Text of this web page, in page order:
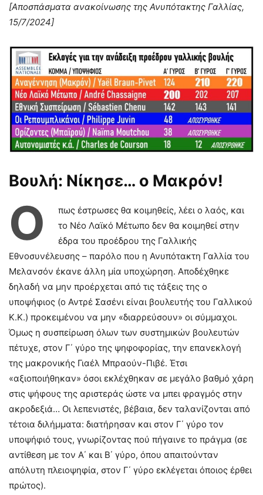
[Αποσπάσματα ανακοίνωσης της Ανυπότακτης Γαλλίας,
15/7/2024]
Βουλή: Νίκησε… ο Μακρόν!
Ό
πως έστρωσες θα κοιμηθείς, λέει ο λαός, και
το Νέο Λαϊκό Μέτωπο δεν θα κοιμηθεί στην
έδρα του προέδρου της Γαλλικής
Εθνοσυνέλευσης – παρόλο που η Ανυπότακτη Γαλλία του
Μελανσόν έκανε άλλη μία υποχώρηση. Αποδέχθηκε
δηλαδή να μην προέρχεται από τις τάξεις της ο
υποψήφιος (o Αντρέ Σασένι είναι βουλευτής του Γαλλικού
Κ.Κ.) προκειμένου να μην «διαρρεύσουν» οι σύμμαχοι.
Όμως η συσπείρωση όλων των συστημικών βουλευτών
πέτυχε, στον Γ΄ γύρο της ψηφοφορίας, την επανεκλογή
της μακρονικής Γιαέλ Μπραούν-Πιβέ. Έτσι
«αξιοποιήθηκαν» όσοι εκλέχθηκαν σε μεγάλο βαθμό χάρη
στις ψήφους της αριστεράς ώστε να μπει φραγμός στην
ακροδεξιά… Οι λεπενιστές, βέβαια, δεν ταλανίζονται από
τέτοια διλήμματα: διατήρησαν και στον Γ΄ γύρο τον
υποψήφιό τους, γνωρίζοντας πού πήγαινε το πράγμα (σε
αντίθεση με τον Α΄ και Β΄ γύρο, όπου απαιτούνταν
απόλυτη πλειοψηφία, στον Γ΄ γύρο εκλέγεται όποιος έρθει
πρώτος).